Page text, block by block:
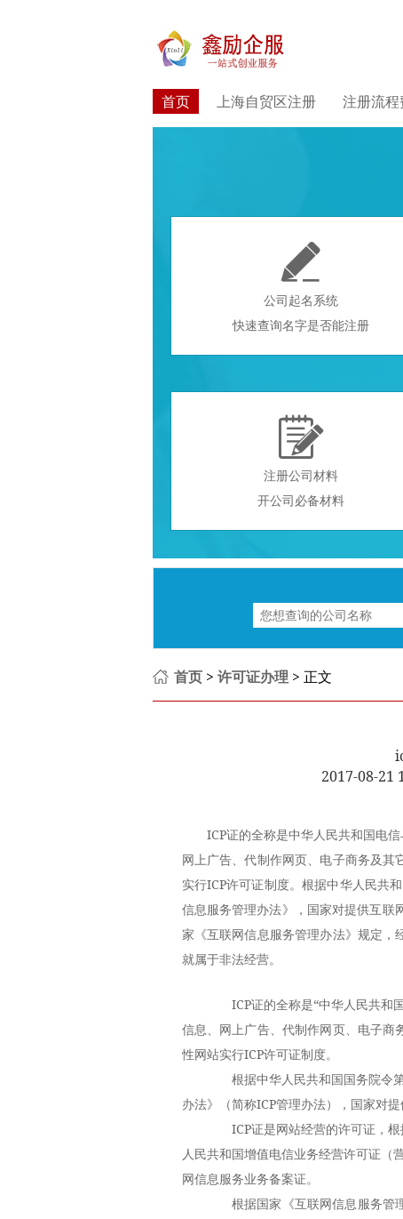
首页 上海自贸区注册 注册流程

公司起名系统
快速查询名字是否能注册

注册公司材料
开公司必备材料
首页 > 许可证办理 > 正文
2017-08-21
ICP证的全称是中华人民共和国电
网上广告、代制作网页、电子商务及
实行ICP许可证制度。根据中华人民共
信息服务管理办法》，国家对提供互联
家《互联网信息服务管理办法》规定
就属于非法经营。
ICP证的全称是“中华人民共和国
信息、网上广告、代制作网页、电子
性网站实行ICP许可证制度。
根据中华人民共和国国务院令第
办法》（简称ICP管理办法），国家对
ICP证是网站经营的许可证，根
人民共和国增值电信业务经营许可证（
网信息服务业务备案证。
根据国家《互联网信息服务管